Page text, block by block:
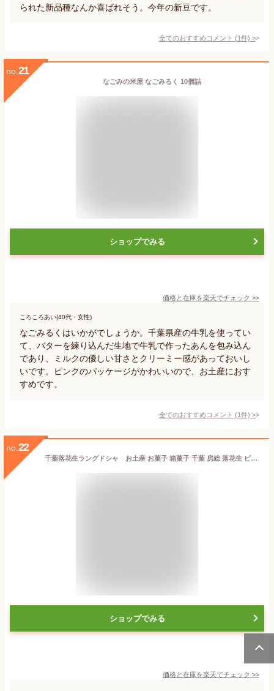
られた新品種なんか喜ばれそう。今年の新豆です。
全てのおすすめコメント (1件) >
no. 21
なごみの米屋 なごみるく 10個詰
ショップでみる
価格と在庫を楽天でチェック >>
ころころあい(40代・女性)
なごみるくはいかがでしょうか。千葉県産の牛乳を使ってい
て、バターを練り込んだ生地で牛乳で作ったあんを包み込ん
であり、ミルクの優しい甘さとクリーミー感があっておいし
いです。ピンクのパッケージがかわいいので、お土産におす
すめです。
全てのおすすめコメント (1件) >
no. 22
千葉落花生ラングドシャ お土産 お菓子 箱菓子 千葉 房総 落花生 ピーナッツ クッキー ラングドシャ ギフト プレゼント 贈り物 菓子折り お中元 お歳暮 包装 ラッピング のし 手提げ袋
ショップでみる
価格と在庫を楽天でチェック >>